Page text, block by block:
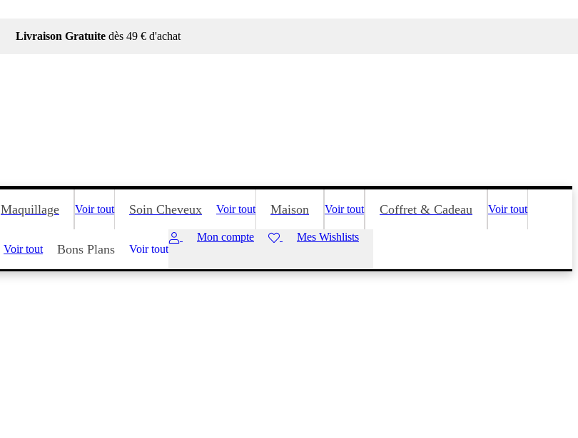
Livraison Gratuitedès 49 € d'achat
Maquillage Voir tout Soin Cheveux Voir tout Maison Voir tout Coffret & Cadeau Voir tout
Voir tout Bons Plans Voir tout
Mon compte Mes Wishlists